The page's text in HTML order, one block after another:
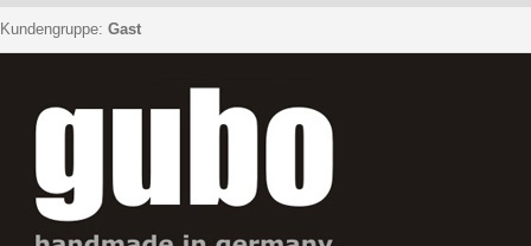
Kundengruppe: Gast